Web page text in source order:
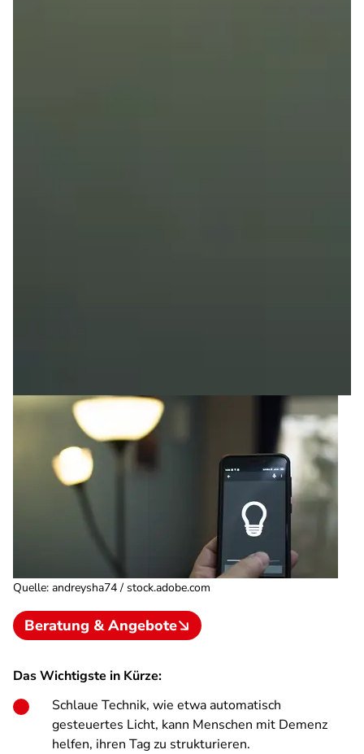
Quelle: andreysha74 / stock.adobe.com
Beratung & Angebote
Das Wichtigste in Kürze:
Schlaue Technik, wie etwa automatisch
gesteuertes Licht, kann Menschen mit Demenz
helfen, ihren Tag zu strukturieren.